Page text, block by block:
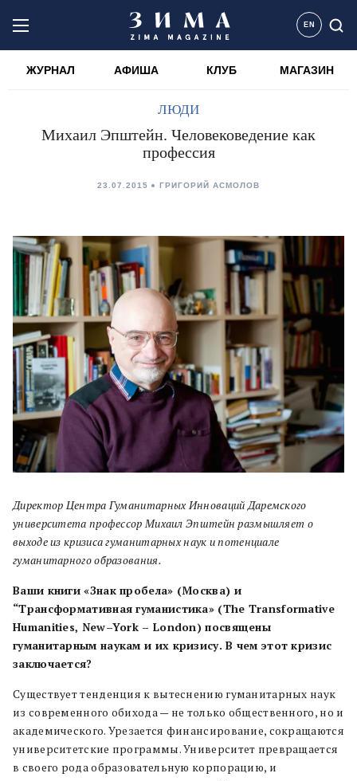
EN
ЖУРНАЛ АФИША КЛУБ МАГАЗИН
ЛЮДИ
Михаил Эпштейн. Человековедение как
профессия
23.07.2015 ГРИГОРИЙ АСМОЛОВ
Директор Центра Гуманитарных Инноваций Даремского
университета профессор Михаил Эпштейн размышляет о
выходе из кризиса гуманитарных наук и потенциале
гуманитарного образования.
Ваши книги «Знак пробела» (Москва) и
“Трансформативная гуманистика» (The Transformative
Humanities, New–York – London) посвящены
гуманитарным наукам и их кризису. В чем этот кризис
заключается?
Существует тенденция к вытеснению гуманитарных наук
из современного обихода — не только общественного, но и
академического. Урезается финансирование, сокращаются
университетские программы. Университет превращается
в своего рода образовательную корпорацию, и